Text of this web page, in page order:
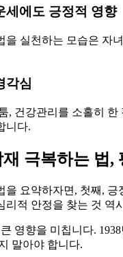
세에도 긍정적 영향
을 실천하는 모습은 자
각심
, 건강관리를 소홀히
니다.
극복하는 법,
을 요약하자면, 첫째,
적 안정을 찾는 것 역
영향을 미칩니다.
말아야 합니다.